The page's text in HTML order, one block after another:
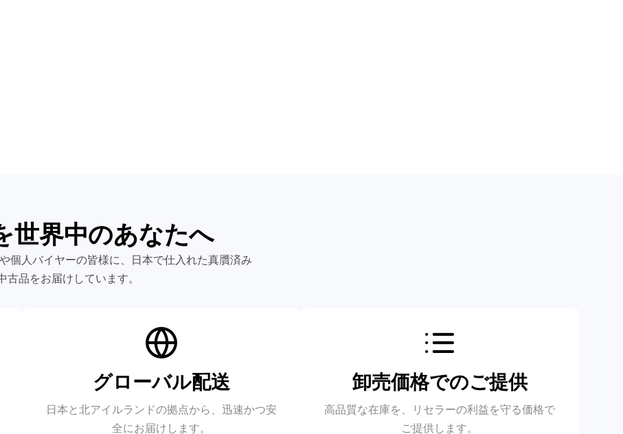
世界中のあなたへ
個人バイヤーの皆様に、日本で仕入れた真贋済み
品をお届けしています。
グローバル配送
日本と北アイルランドの拠点から、迅速かつ安
全にお届けします。
卸売価格でのご提供
高品質な在庫を、リセラーの利益を守る価格で
ご提供します。